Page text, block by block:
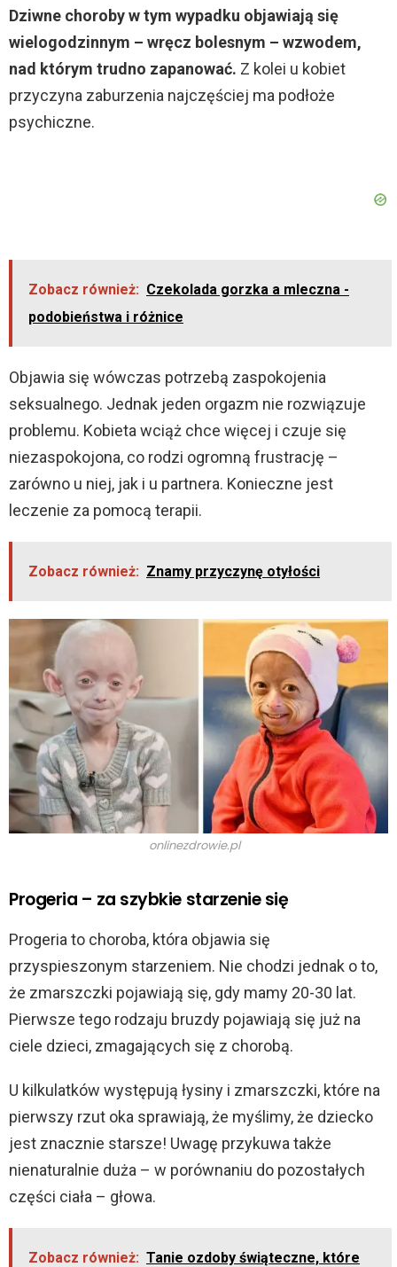
Dziwne choroby w tym wypadku objawiają się
wielogodzinnym – wręcz bolesnym – wzwodem,
nad którym trudno zapanować. Z kolei u kobiet
przyczyna zaburzenia najczęściej ma podłoże
psychiczne.
Zobacz również: Czekolada gorzka a mleczna -
podobieństwa i różnice
Objawia się wówczas potrzebą zaspokojenia
seksualnego. Jednak jeden orgazm nie rozwiązuje
problemu. Kobieta wciąż chce więcej i czuje się
niezaspokojona, co rodzi ogromną frustrację –
zarówno u niej, jak i u partnera. Konieczne jest
leczenie za pomocą terapii.
Zobacz również: Znamy przyczynę otyłości
onlinezdrowie.pl
Progeria – za szybkie starzenie się
Progeria to choroba, która objawia się
przyspieszonym starzeniem. Nie chodzi jednak o to,
że zmarszczki pojawiają się, gdy mamy 20-30 lat.
Pierwsze tego rodzaju bruzdy pojawiają się już na
ciele dzieci, zmagających się z chorobą.
U kilkulatków występują łysiny i zmarszczki, które na
pierwszy rzut oka sprawiają, że myślimy, że dziecko
jest znacznie starsze! Uwagę przykuwa także
nienaturalnie duża – w porównaniu do pozostałych
części ciała – głowa.
Zobacz również: Tanie ozdoby świąteczne, które